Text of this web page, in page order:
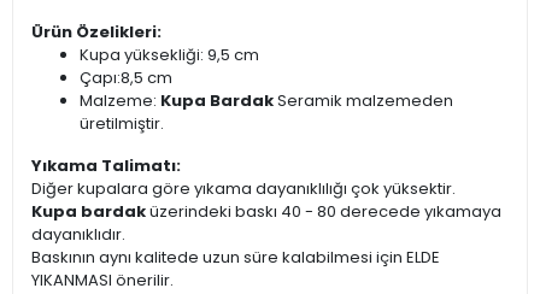
Ürün Özelikleri:
Kupa yüksekliği: 9,5 cm
Çapı:8,5 cm
Malzeme: Kupa BardakSeramik malzemeden
üretilmiştir.
Yıkama Talimatı:
Diğer kupalara göre yıkama dayanıklılığı çok yüksektir.
Kupa bardaküzerindeki baskı 40 - 80 derecede yıkamaya
dayanıklıdır.
Baskının aynı kalitede uzun süre kalabilmesi için ELDE
YIKANMASI önerilir.